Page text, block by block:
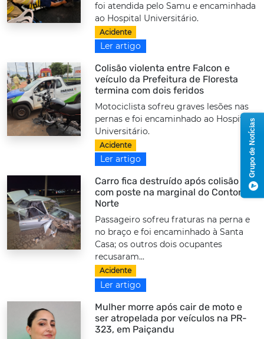
foi atendida pelo Samu e encaminhada
ao Hospital Universitário.
Acidente
Ler artigo
Colisão violenta entre Falcon e
veículo da Prefeitura de Floresta
termina com dois feridos
Motociclista sofreu graves lesões nas
pernas e foi encaminhado ao Hospital
Universitário.
Acidente
Ler artigo
Carro fica destruído após colisão
com poste na marginal do Contorno
Norte
Passageiro sofreu fraturas na perna e
no braço e foi encaminhado à Santa
Casa; os outros dois ocupantes
recusaram...
Acidente
Ler artigo
Mulher morre após cair de moto e
ser atropelada por veículos na PR-
323, em Paiçandu
Grupo de Notícias